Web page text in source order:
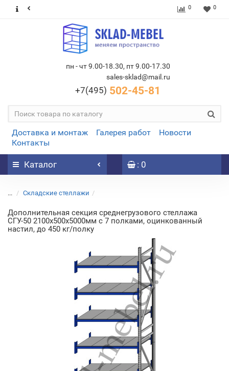
0 0
пн - чт 9.00-18.30, пт 9.00-17.30
sales-sklad@mail.ru
+7(495) 502-45-81
Доставка и монтаж Галерея работ
Новости
Контакты
Каталог : 0
... Складские стеллажи
Дополнительная секция среднегрузового стеллажа
СГУ-50 2100х500х5000мм с 7 полками, оцинкованный
настил, до 450 кг/полку